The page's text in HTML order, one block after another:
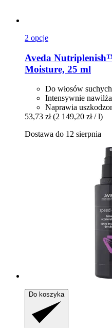
2 opcje
Aveda
Moisture, 25 ml
Do włosów
Intensywnie nawilża
Naprawia
53,73 zł (2 149,20 zł / l)
Dostawa do 12 sierpnia
Do koszyka